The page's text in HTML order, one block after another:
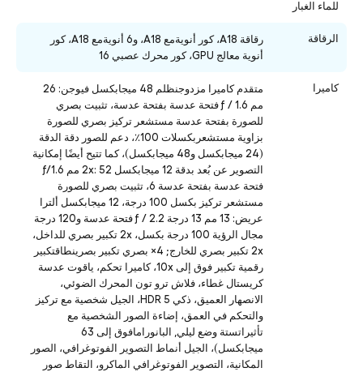
للماء الغبار
الرقاقة
رقاقة A18، كور أنويةمع A18، و6 أنويةمع A18، كور
أنوية معالج GPU، كور محرك عصبي 16
كاميرا
متقدم كاميرا مزدوجنظلم 48 ميجابكسل فيوجن: 26
مم ƒ / 1.6 فتحة عدسة بفتحة عدسة، تثبيت بصري
للصورة بفتحة عدسة مستشعر تركيز بصري للصورة
بزاوية مستشعربكسلات 100٪، دعم للصور دقة الدقة
(24 ميجابكسل و48 ميجابكسل)، كما تتيح أيضًا إمكانية
التصوير عن بُعد بدقة 12 ميجابكسل 2x: 52 مم ƒ/1.6
فتحة عدسة بفتحة عدسة 6، تثبيت بصري للصورة
مستشعر تركيز بكسل 100 درجة، 12 ميجابكسل ألترا
عريض: 13 مم 13 درجة ƒ / 2.2 فتحة عدسة و120 درجة
مجال الرؤية 100 درجة بكسل، 2x تكبير بصري للداخل،
2x تكبير بصري للخارج; 4× بصري تكبير بصرينطاقتكبير
رقمية تكبير فوق إلى 10x، كاميرا تحكم، ياقوت عدسة
كريستال غطاء، فلاش ترو تون المحرك الضوئي،
الانصهار العميق، ذكي HDR 5، الجيل شخصية مع تركيز
والتحكم في العمق، إضاءة الصور الشخصية مع
تأثيراتستة وضع ليلي, البانورامافوق إلى 63
ميجابكسل)، الجيل أنماط التصوير الفوتوغرافي، الصور
المكانية، التصوير الفوتوغرافي الماكرو، التقاط صور